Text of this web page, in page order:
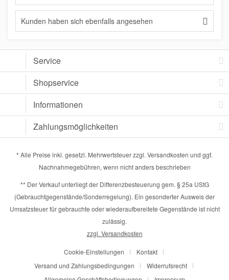
Kunden haben sich ebenfalls angesehen
Service
Shopservice
Informationen
Zahlungsmöglichkeiten
* Alle Preise inkl. gesetzl. Mehrwertsteuer zzgl. Versandkosten und ggf.
Nachnahmegebühren, wenn nicht anders beschrieben
** Der Verkauf unterliegt der Differenzbesteuerung gem. § 25a UStG
(Gebrauchtgegenstände/Sonderregelung). Ein gesonderter Ausweis der
Umsatzsteuer für gebrauchte oder wiederaufbereitete Gegenstände ist nicht
zulässig.
zzgl. Versandkosten
Cookie-Einstellungen
Kontakt
Versand und Zahlungsbedingungen
Widerrufsrecht